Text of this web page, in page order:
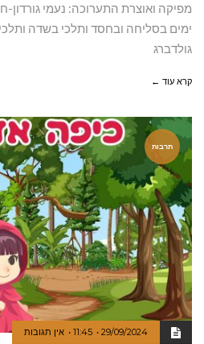
מפיקה ואוצרת התערוכה: נעמי גורדון-
ימים בסליחה ובחסד ותלכי בשדה
גולדברג
קרא עוד ←
תרבות
29/09/2024
11:45 אין תגובות